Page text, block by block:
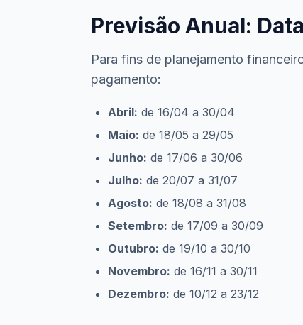
Previsão Anual:
Para fins de planejamento
pagamento:
Abril: de 16/04 a 30/04
Maio: de 18/05 a 29/05
Junho: de 17/06 a 30/06
Julho: de 20/07 a 31/07
Agosto: de 18/08 a 31/08
Setembro: de 17/09 a 30/09
Outubro: de 19/10 a 30/10
Novembro: de 16/11 a 30/11
Dezembro: de 10/12 a 23/12